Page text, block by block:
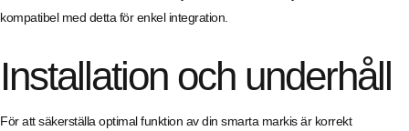
kompatibel med detta för enkel integration.
Installation och underhåll
För att säkerställa optimal funktion av din smarta markis är korrekt